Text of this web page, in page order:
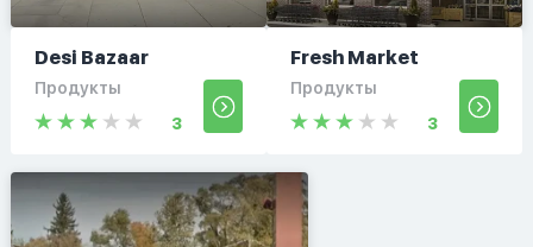
Desi Bazaar
Продукты
3
Fresh Market
Продукты
3